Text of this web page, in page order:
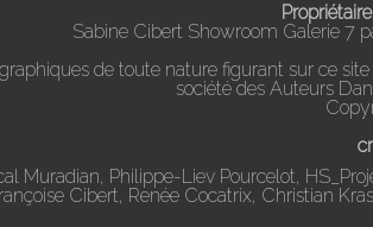
Sabine Cibert Showroom Galerie 7
de toute nature figurant sur ce
société des Auteurs
Muradian, Philippe-Liev Pourcelot,
Cibert, Renée Cocatrix, Christian